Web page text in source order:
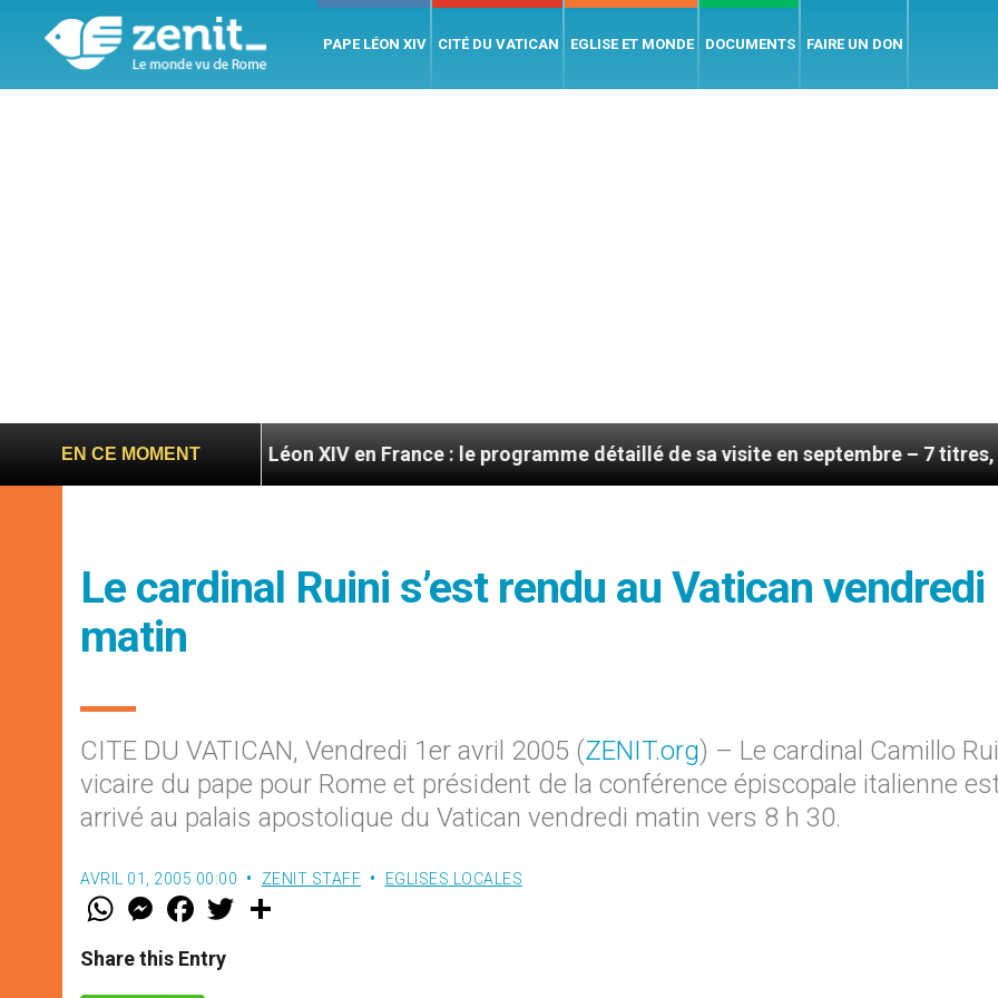
PAPE LÉON XIV CITÉ DU VATICAN EGLISE ET MONDE DOCUMENTS FAIRE UN DON
EN CE MOMENTLéon XIV en France : le programme détaillé de sa visite en septembre – 7 titres, vendredi 7
Le cardinal Ruini s’est rendu au Vatican vendredi
matin
CITE DU VATICAN, Vendredi 1er avril 2005 (ZENIT.org) – Le cardinal Camillo
vicaire du pape pour Rome et président de la conférence épiscopale italienne
arrivé au palais apostolique du Vatican vendredi matin vers 8 h 30.
AVRIL 01, 2005 00:00 ZENIT STAFF EGLISES LOCALES
W
t
s
M
e
s
e
F
a
e
b
w
Share this Entry